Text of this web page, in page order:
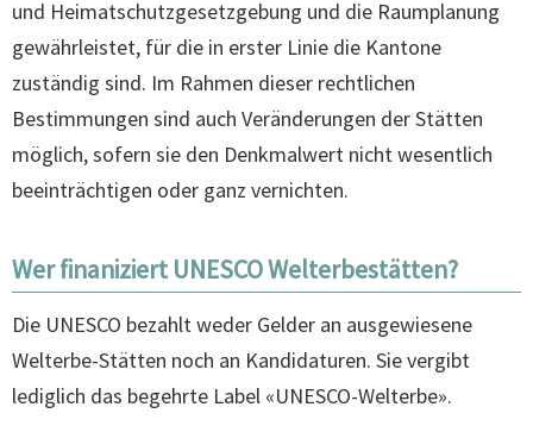
und Heimatschutzgesetzgebung und die Raumplanung
gewährleistet, für die in erster Linie die Kantone
zuständig sind. Im Rahmen dieser rechtlichen
Bestimmungen sind auch Veränderungen der Stätten
möglich, sofern sie den Denkmalwert nicht wesentlich
beeinträchtigen oder ganz vernichten.
Wer finaniziert UNESCO Welterbestätten?
Die UNESCO bezahlt weder Gelder an ausgewiesene
Welterbe-Stätten noch an Kandidaturen. Sie vergibt
lediglich das begehrte Label «UNESCO-Welterbe».